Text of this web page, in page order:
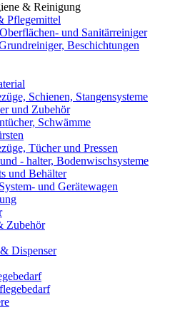
& Reinigung
Pflegemittel
und Sanitärreiniger
Beschichtungen
Schienen, Stangensysteme
und Zubehör
Schwämme
Tücher und Pressen
- halter, Bodenwischsysteme
und Behälter
und Gerätewagen
Zubehör
Dispenser